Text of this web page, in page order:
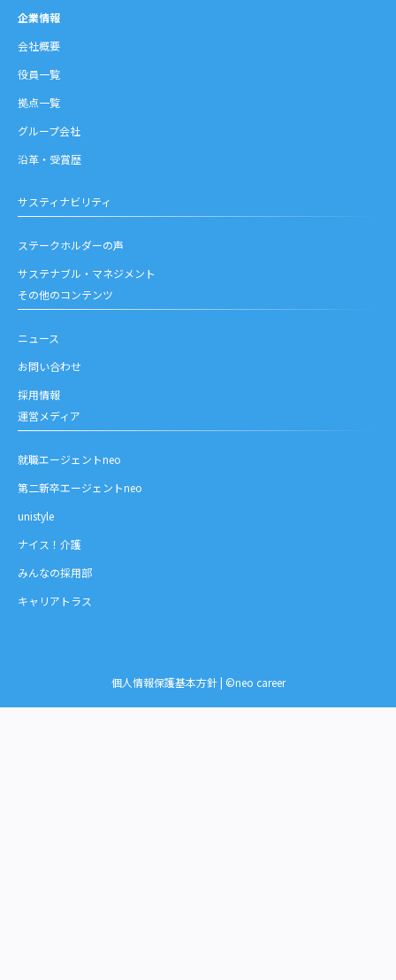
企業情報
会社概要
役員一覧
拠点一覧
グループ会社
沿革・受賞歴
サスティナビリティ
ステークホルダーの声
サステナブル・マネジメント
その他のコンテンツ
ニュース
お問い合わせ
採用情報
運営メディア
就職エージェントneo
第二新卒エージェントneo
unistyle
ナイス！介護
みんなの採用部
キャリアトラス
個人情報保護基本方針| ©neo career